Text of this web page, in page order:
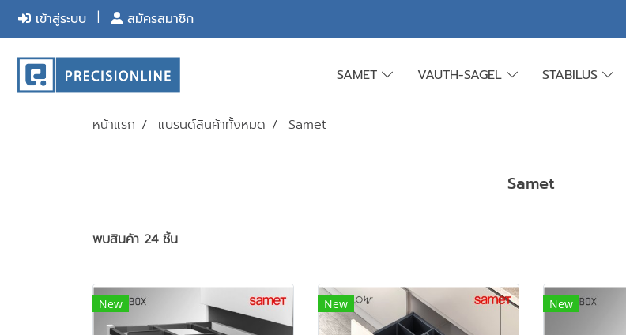
เข้าสู่ระบบ สมัครสมาชิก
SAMET VAUTH-SAGEL STABILUS
หน้าแรก แบรนด์สินค้าทั้งหมด Samet
Samet
พบสินค้า 24 ชิ้น
New New New